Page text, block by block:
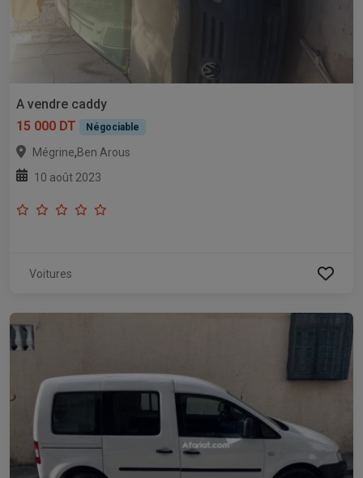
A vendre caddy
15 000 DT
Négociable
Mégrine,Ben Arous
10 août 2023
Voitures